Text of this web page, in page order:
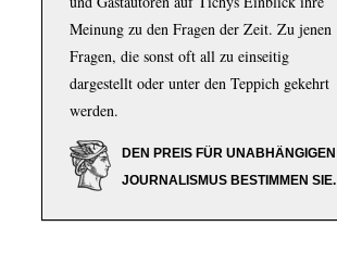
Meinung zu den Fragen der Zeit. Zu jenen
Fragen, die sonst oft all zu einseitig
dargestellt oder unter den Teppich gekehrt
werden.
DEN PREIS FÜR UNABHÄNGIGEN
JOURNALISMUS BESTIMMEN SIE.